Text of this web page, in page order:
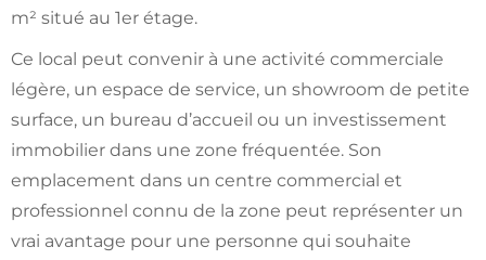
m² situé au 1er étage.
Ce local peut convenir à une activité commerciale
légère, un espace de service, un showroom de petite
surface, un bureau d’accueil ou un investissement
immobilier dans une zone fréquentée. Son
emplacement dans un centre commercial et
professionnel connu de la zone peut représenter un
vrai avantage pour une personne qui souhaite